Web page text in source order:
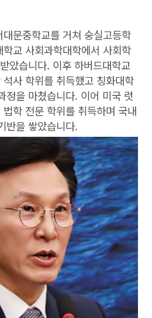
문중학교를 거쳐 숭실고등학
교 사회과학대학에서 사회학
았습니다. 이후 하버드대학교
사 학위를 취득했고 칭화대학
정을 마쳤습니다. 이어 미국 럿
학 전문 학위를 취득하며 국내
반을 쌓았습니다.